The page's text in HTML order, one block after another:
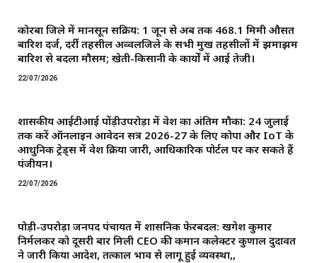
कोरबा जिले में मानसून सक्रिय: 1 जून से अब तक 468.1 मिमी औसत
बारिश दर्ज, दर्री तहसील अव्वलजिले के सभी प्रमुख तहसीलों में झमाझम
बारिश से बदला मौसम; खेती-किसानी के कार्यों में आई तेजी।
22/07/2026
शासकीय आईटीआई पोंड़ीउपरोड़ा में प्रवेश का अंतिम मौका: 24 जुलाई
तक करें ऑनलाइन आवेदन सत्र 2026-27 के लिए कोपा और IoT के
आधुनिक ट्रेड्स में प्रवेश प्रक्रिया जारी, आधिकारिक पोर्टल पर कर सकते हैं
पंजीयन।
22/07/2026
पोड़ी-उपरोड़ा जनपद पंचायत में प्रशासनिक फेरबदल: खगेश कुमार
निर्मलकर को दूसरी बार मिली CEO की कमान ​कलेक्टर कुणाल दुदावत
ने जारी किया आदेश, तत्काल प्रभाव से लागू हुई व्यवस्था,,